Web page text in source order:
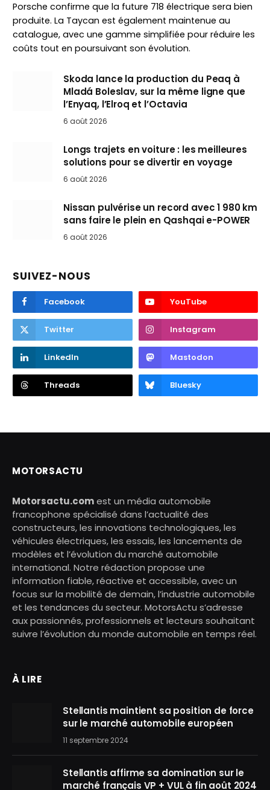
Porsche confirme que la future 718 électrique sera bien
produite. La Taycan est également maintenue au
catalogue, avec une gamme simplifiée pour réduire les
coûts tout en poursuivant son évolution.
Skoda lance la production du Peaq à
Mladá Boleslav, sur la même ligne que
l’Enyaq, l’Elroq et l’Octavia
6 août 2026
Longs trajets en voiture : les meilleures
solutions pour se divertir en voyage
6 août 2026
Nissan pulvérise un record avec 1 980 km
sans faire le plein en Qashqai e-POWER
6 août 2026
SUIVEZ-NOUS
Facebook YouTube
Twitter Instagram
LinkedIn Mastodon
Threads Bluesky
MOTORSACTU
Motorsactu.comest un média automobile
francophone spécialisé dans l’actualité des
constructeurs, les innovations technologiques, les
véhicules électriques, les essais, les lancements de
modèles et l’évolution du marché automobile
international. Notre rédaction propose une
information fiable, réactive et accessible, avec un
focus sur la mobilité de demain, l’industrie automobile
et les tendances du secteur. MotorsActu s’adresse
aux passionnés, professionnels et lecteurs souhaitant
suivre l’évolution du monde automobile en temps réel.
À LIRE
Stellantis maintient sa position de force
sur le marché automobile européen
11 septembre 2024
Stellantis affirme sa domination sur le
marché français VP + VUL à fin août 2024